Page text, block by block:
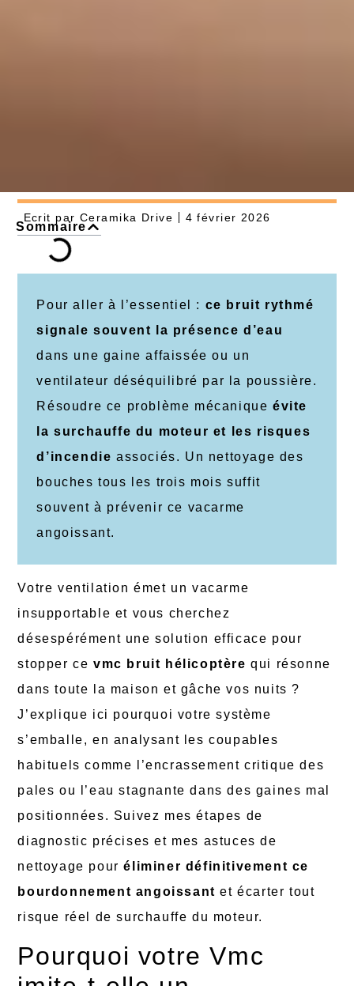
Ecrit par Ceramika Drive 4 février 2026
Sommaire
Pour aller à l’essentiel : ce bruit rythmé
signale souvent la présence d’eau
dans une gaine affaissée ou un
ventilateur déséquilibré par la poussière.
Résoudre ce problème mécaniqueévite
la surchauffe du moteur et les risques
d’incendie associés. Un nettoyage des
bouches tous les trois mois suffit
souvent à prévenir ce vacarme
angoissant.
Votre ventilation émet un vacarme
insupportable et vous cherchez
désespérément une solution efficace pour
stopper cevmc bruit hélicoptère qui résonne
dans toute la maison et gâche vos nuits ?
J’explique ici pourquoi votre système
s’emballe, en analysant les coupables
habituels comme l’encrassement critique des
pales ou l’eau stagnante dans des gaines mal
positionnées. Suivez mes étapes de
diagnostic précises et mes astuces de
nettoyage pouréliminer définitivement ce
bourdonnement angoissant et écarter tout
risque réel de surchauffe du moteur.
Pourquoi votre Vmc